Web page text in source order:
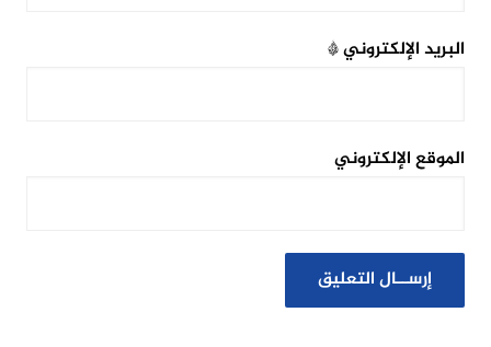
البريد الإلكتروني*
الموقع الإلكتروني